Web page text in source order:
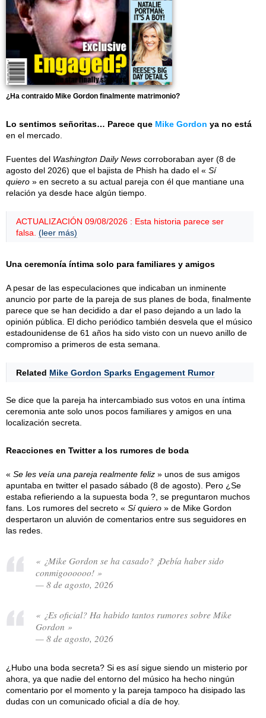
¿Ha contraido Mike Gordon finalmente matrimonio?
Lo sentimos señoritas… Parece que Mike Gordon ya no está
en el mercado.
Fuentes del Washington Daily News corroboraban ayer (8 de
agosto del 2026) que el bajista de Phish ha dado el « Sí
quiero » en secreto a su actual pareja con él que mantiane una
relación ya desde hace algún tiempo.
ACTUALIZACIÓN 09/08/2026 : Esta historia parece ser
falsa. (leer más)
Una ceremonía íntima solo para familiares y amigos
A pesar de las especulaciones que indicaban un inminente
anuncio por parte de la pareja de sus planes de boda, finalmente
parece que se han decidido a dar el paso dejando a un lado la
opinión pública. El dicho periódico también desvela que el músico
estadounidense de 61 años ha sido visto con un nuevo anillo de
compromiso a primeros de esta semana.
Related Mike Gordon Sparks Engagement Rumor
Se dice que la pareja ha intercambiado sus votos en una íntima
ceremonia ante solo unos pocos familiares y amigos en una
localización secreta.
Reacciones en Twitter a los rumores de boda
« Se les veía una pareja realmente feliz » unos de sus amigos
apuntaba en twitter el pasado sábado (8 de agosto). Pero ¿Se
estaba refieriendo a la supuesta boda ?, se preguntaron muchos
fans. Los rumores del secreto « Sí quiero » de Mike Gordon
despertaron un aluvión de comentarios entre sus seguidores en
las redes.
« ¿Mike Gordon se ha casado? ¡Debía haber sido
conmigoooooo! »
— 8 de agosto, 2026
« ¿Es oficial? Ha habido tantos rumores sobre Mike
Gordon »
— 8 de agosto, 2026
¿Hubo una boda secreta? Si es así sigue siendo un misterio por
ahora, ya que nadie del entorno del músico ha hecho ningún
comentario por el momento y la pareja tampoco ha disipado las
dudas con un comunicado oficial a día de hoy.